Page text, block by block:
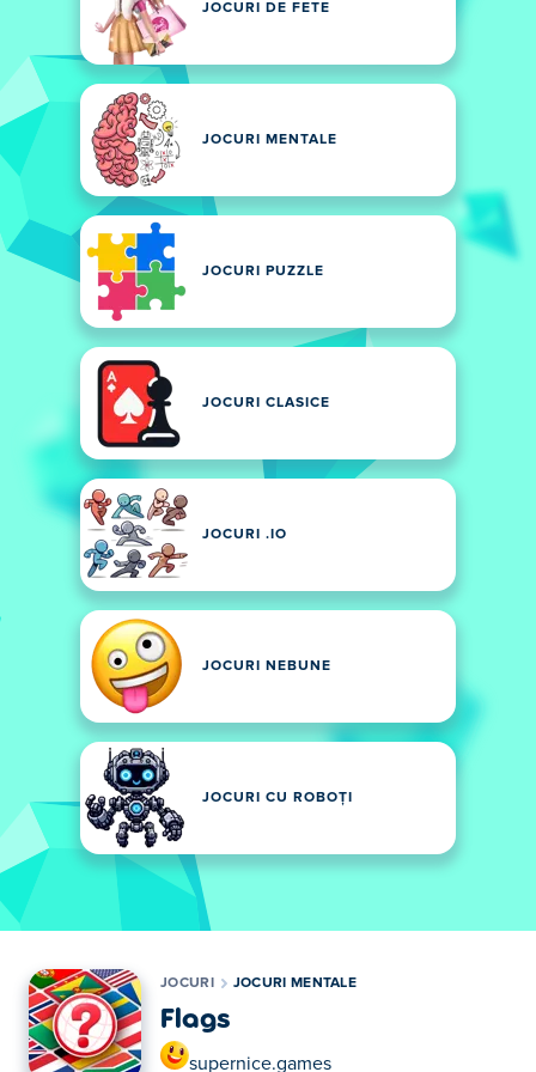
JOCURI DE FETE
JOCURI MENTALE
JOCURI PUZZLE
JOCURI CLASICE
JOCURI .IO
JOCURI NEBUNE
JOCURI CU ROBOȚI
JOCURI JOCURI MENTALE
Flags
supernice.games